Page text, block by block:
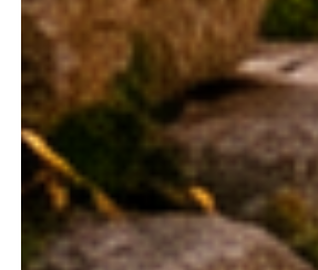
Dimanche Dimanche
20
Lundi
21
Samedi
19
Samedi
26